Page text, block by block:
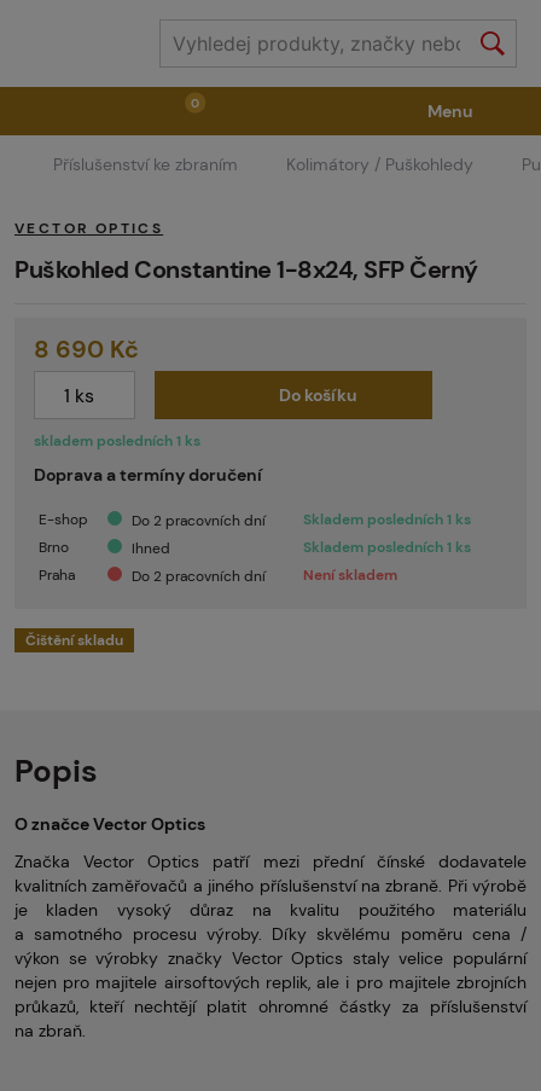
0
Zbraně Příslušenství ke zbraním Výstroj
Střelivo Masky Vzduch / CO2
Díly pro značkovače / Hřiště
Pyrotechnika II. Jakost
Menu
Příslušenství ke zbraním Kolimátory / Puškohledy
VECTOR OPTICS
Puškohled Constantine 1-8x24, SFP Černý
skladem posledních 1 ks
8 690 Kč
Do košíku
Doprava a termíny doručení
E-shop Do 2 pracovních dní
Skladem posledních 1 ks
Brno
Ihned
Skladem posledních 1 ks
Praha
Do 2 pracovních dní Není skladem
Čištění skladu
Popis
O značce Vector Optics
Značka Vector Optics patří mezi přední čínské dodavatele
kvalitních zaměřovačů a jiného příslušenství na zbraně. Při výrobě
je kladen vysoký důraz na kvalitu použitého materiálu
a samotného procesu výroby. Díky skvělému poměru cena /
výkon se výrobky značky Vector Optics staly velice populární
nejen pro majitele airsoftových replik, ale i pro majitele zbrojních
průkazů, kteří nechtějí platit ohromné částky za příslušenství
na zbraň.